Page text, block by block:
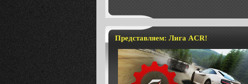
Представляем: Лига ACR!